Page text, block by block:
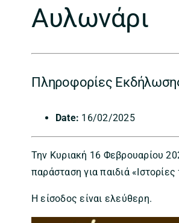
Αυλωνάρι
Πληροφορίες
Date: 16/02/2025
Την Κυριακή 16 Φεβρουαρίου
παράσταση για παιδιά
Η είσοδος είναι ελεύθερη.